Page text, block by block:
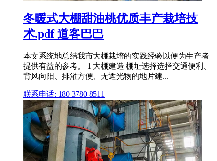
冬暖式大棚甜油桃优质丰产栽培技
术.pdf 道客巴巴
本文系统地总结我市大棚栽培的实践经验以便为生产者
提供有益的参考。 1 大棚建造 棚址选择选择交通便利、
背风向阳、排灌方便、无遮光物的地片建...
联系电话: 180 3780 8511